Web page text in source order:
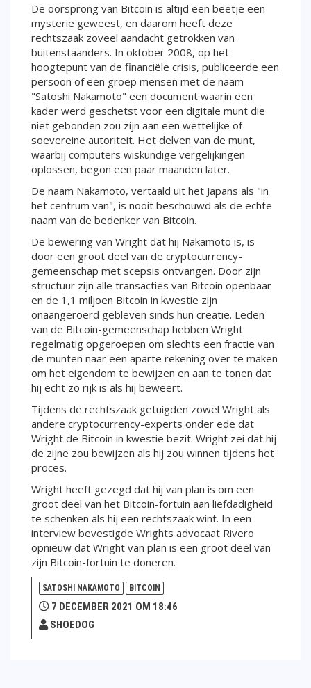
De oorsprong van Bitcoin is altijd een beetje een
mysterie geweest, en daarom heeft deze
rechtszaak zoveel aandacht getrokken van
buitenstaanders. In oktober 2008, op het
hoogtepunt van de financiële crisis, publiceerde een
persoon of een groep mensen met de naam
"Satoshi Nakamoto" een document waarin een
kader werd geschetst voor een digitale munt die
niet gebonden zou zijn aan een wettelijke of
soevereine autoriteit. Het delven van de munt,
waarbij computers wiskundige vergelijkingen
oplossen, begon een paar maanden later.
De naam Nakamoto, vertaald uit het Japans als "in
het centrum van", is nooit beschouwd als de echte
naam van de bedenker van Bitcoin.
De bewering van Wright dat hij Nakamoto is, is
door een groot deel van de cryptocurrency-
gemeenschap met scepsis ontvangen. Door zijn
structuur zijn alle transacties van Bitcoin openbaar
en de 1,1 miljoen Bitcoin in kwestie zijn
onaangeroerd gebleven sinds hun creatie. Leden
van de Bitcoin-gemeenschap hebben Wright
regelmatig opgeroepen om slechts een fractie van
de munten naar een aparte rekening over te maken
om het eigendom te bewijzen en aan te tonen dat
hij echt zo rijk is als hij beweert.
Tijdens de rechtszaak getuigden zowel Wright als
andere cryptocurrency-experts onder ede dat
Wright de Bitcoin in kwestie bezit. Wright zei dat hij
de zijne zou bewijzen als hij zou winnen tijdens het
proces.
Wright heeft gezegd dat hij van plan is om een
groot deel van het Bitcoin-fortuin aan liefdadigheid
te schenken als hij een rechtszaak wint. In een
interview bevestigde Wrights advocaat Rivero
opnieuw dat Wright van plan is een groot deel van
zijn Bitcoin-fortuin te doneren.
SATOSHI NAKAMOTO BITCOIN
7 DECEMBER 2021 OM 18:46
SHOEDOG